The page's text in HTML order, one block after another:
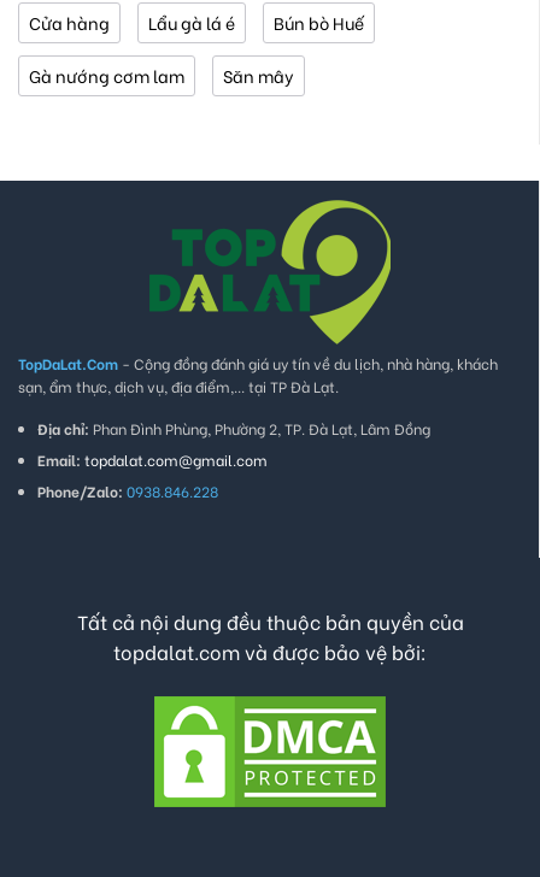
Cửa hàng Lẩu gà lá é Bún bò Huế
Gà nướng cơm lam Săn mây
TopDaLat.Com - Cộng đồng đánh giá uy tín về du lịch, nhà hàng, khách
sạn, ẩm thực, dịch vụ, địa điểm,... tại TP Đà Lạt.
Địa chỉ: Phan Đình Phùng, Phường 2, TP. Đà Lạt, Lâm Đồng
Email: topdalat.com@gmail.com
Phone/Zalo: 0938.846.228
Tất cả nội dung đều thuộc bản quyền của
topdalat.com và được bảo vệ bởi: